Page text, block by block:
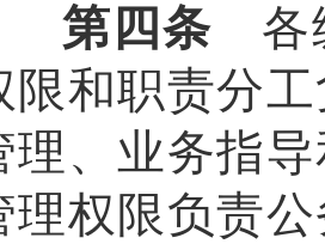
第四条 各
限和职责分
理、业务指
理权限负责